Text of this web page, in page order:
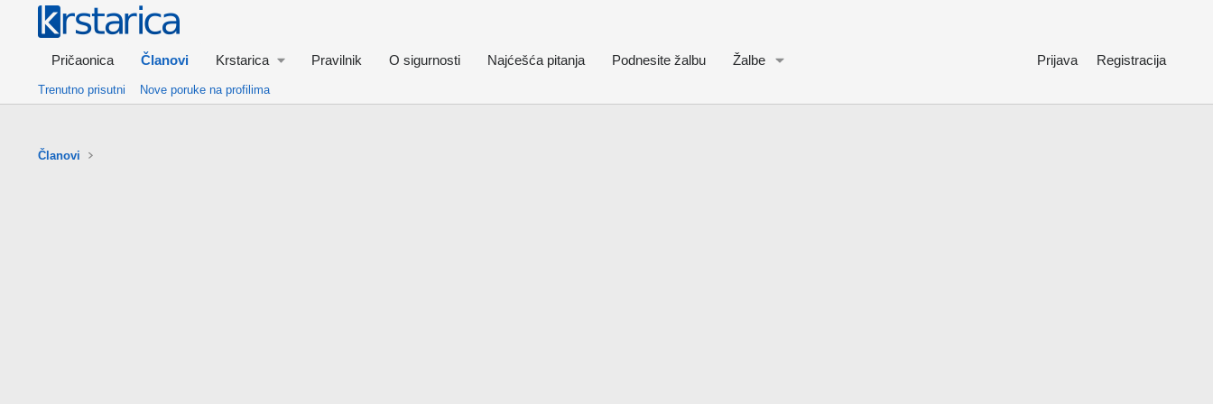
Pričaonica Članovi Krstarica Pravilnik O sigurnosti Najćešća pitanja Podnesite žalbu Žalbe Prijava Registracija
Trenutno prisutni Nove poruke na profilima
Članovi